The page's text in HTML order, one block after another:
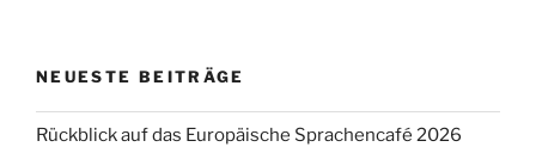
NEUESTE BEITRÄGE
Rückblick auf das Europäische Sprachencafé 2026